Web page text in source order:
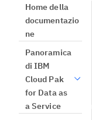
Home della
documentazio
ne
Panoramica
di IBM
Cloud Pak
for Data as
a Service